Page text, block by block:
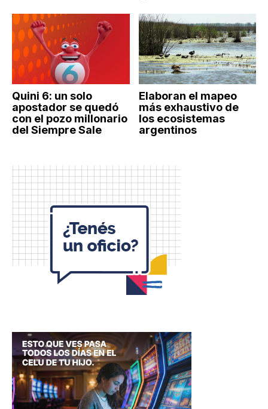
Quini 6: un solo
apostador se quedó
con el pozo millonario
del Siempre Sale
Elaboran el mapeo
más exhaustivo de
los ecosistemas
argentinos